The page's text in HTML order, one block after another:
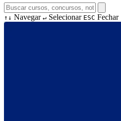
↑↓ Navegar ↵ Selecionar ESC Fechar